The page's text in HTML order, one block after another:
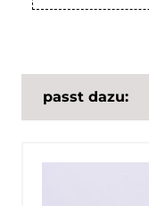
passt dazu: